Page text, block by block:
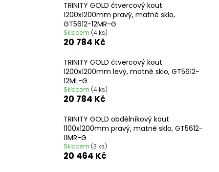
TRINITY GOLD čtvercový kout
1200x1200mm pravý, matné sklo,
GT5612-12MR-G
Skladem (4 ks)
20 784 Kč
TRINITY GOLD čtvercový kout
1200x1200mm levý, matné sklo, GT5612-
12ML-G
Skladem (4 ks)
20 784 Kč
TRINITY GOLD obdélníkový kout
1100x1200mm pravý, matné sklo, GT5612-
11MR-G
Skladem (3 ks)
20 464 Kč